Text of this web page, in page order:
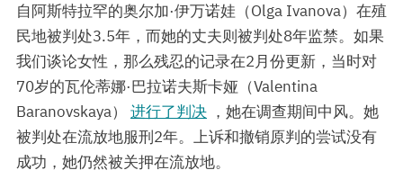
自阿斯特拉罕的奥尔加·伊万诺娃（Olga Ivanova）在殖
民地被判处3.5年，而她的丈夫则被判处8年监禁。如果
我们谈论女性，那么残忍的记录在2月份更新，当时对
70岁的瓦伦蒂娜·巴拉诺夫斯卡娅（Valentina
Baranovskaya） 进行了判决 ，她在调查期间中风。她
被判处在流放地服刑2年。上诉和撤销原判的尝试没有
成功，她仍然被关押在流放地。